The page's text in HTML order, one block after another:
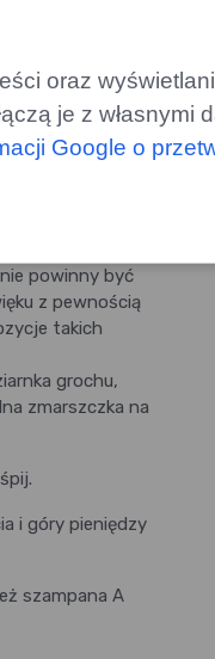
Mamy zmieni,
matczyne
szczęście
i dotykać,
powinny być
z pewnością
takich
grochu,
zmarszczka na
i góry pieniędzy
szampana A
oraz
je z własnymi
Google o